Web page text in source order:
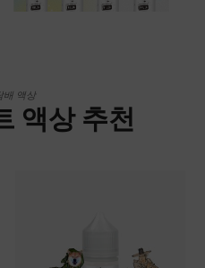
배 액상액상 추천